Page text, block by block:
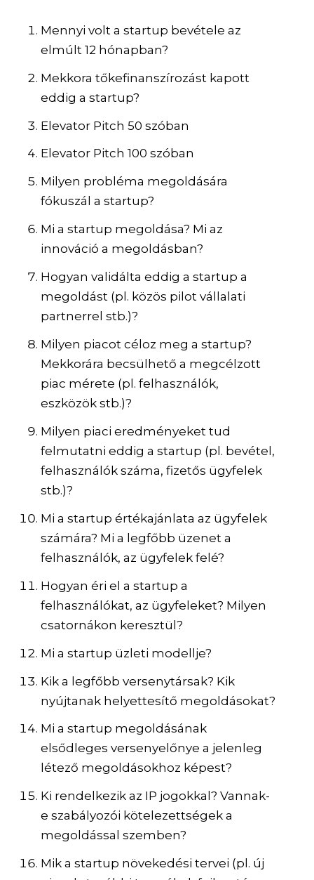
Mennyi volt a startup bevétele az
elmúlt 12 hónapban?
Mekkora tőkefinanszírozást kapott
eddig a startup?
Elevator Pitch 50 szóban
Elevator Pitch 100 szóban
Milyen probléma megoldására
fókuszál a startup?
Mi a startup megoldása? Mi az
innováció a megoldásban?
Hogyan validálta eddig a startup a
megoldást (pl. közös pilot vállalati
partnerrel stb.)?
Milyen piacot céloz meg a startup?
Mekkorára becsülhető a megcélzott
piac mérete (pl. felhasználók,
eszközök stb.)?
Milyen piaci eredményeket tud
felmutatni eddig a startup (pl. bevétel,
felhasználók száma, fizetős ügyfelek
stb.)?
Mi a startup értékajánlata az ügyfelek
számára? Mi a legfőbb üzenet a
felhasználók, az ügyfelek felé?
Hogyan éri el a startup a
felhasználókat, az ügyfeleket? Milyen
csatornákon keresztül?
Mi a startup üzleti modellje?
Kik a legfőbb versenytársak? Kik
nyújtanak helyettesítő megoldásokat?
Mi a startup megoldásának
elsődleges versenyelőnye a jelenleg
létező megoldásokhoz képest?
Ki rendelkezik az IP jogokkal? Vannak-
e szabályozói kötelezettségek a
megoldással szemben?
Mik a startup növekedési tervei (pl. új